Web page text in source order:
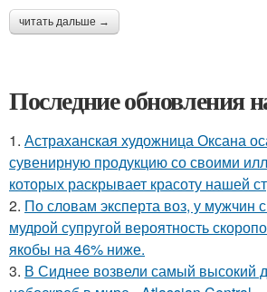
читать дальше →
Последние обновления
1. Астраханская художница Оксана
сувенирную продукцию со своими
которых раскрывает красоту нашей
2. По словам эксперта воз, у мужчин
мудрой супругой вероятность
якобы на 46% ниже.
3. В Сиднее возвели самый высокий